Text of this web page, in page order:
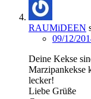
RAUMiDEEN
09/12/
Deine Kekse
Marzipankekse
lecker!
Liebe Grüße